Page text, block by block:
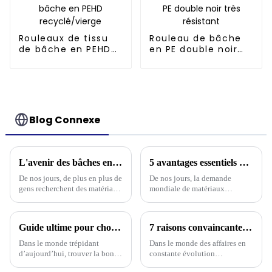
Rouleaux de tissu
de bâche en PEHD
Rouleau de bâche
en PE double noir
Blog Connexe
L'avenir des bâches en polyéthylène durables pour les acheteurs internationaux
De nos jours, de plus en plus de
gens recherchent des matériaux
Cela a considérablement accru
5 avantages essentiels du choix d'une bâche en PVC pour vos besoins d'approvisionnement mondiaux
De nos jours, la demande
mondiale de matériaux
augmente considérablement, et
une solution incontournable
pour de nombreuses personnes.
Guide ultime pour choisir la bonne bâche imperméable en plastique : informations et données dont vous avez besoin
Dans le monde trépidant
d’aujourd’hui, trouver la bonne
7 raisons convaincantes pour lesquelles le meilleur tissu de bâche est essentiel pour votre entreprise
Dans le monde des affaires en
constante évolution